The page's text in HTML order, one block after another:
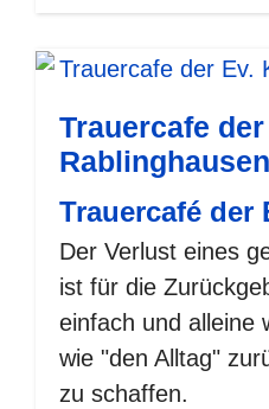
Trauercafe
Rablinghausen
Trauercafé der
Der Verlust eines
ist für die
einfach und alleine
wie "den Alltag"
zu schaffen.